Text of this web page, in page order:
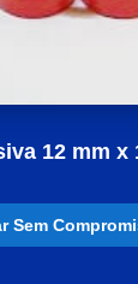
12 mm x
Sem